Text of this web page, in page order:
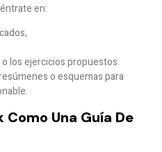
en:
los ejercicios propuestos.
o esquemas para
Una Guía De